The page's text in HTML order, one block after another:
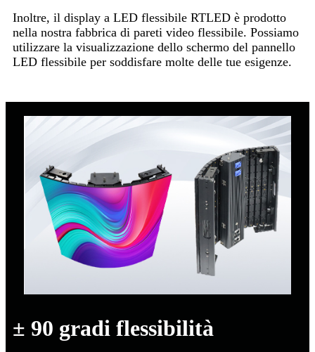
Inoltre, il display a LED flessibile RTLED è prodotto
nella nostra fabbrica di pareti video flessibile. Possiamo
utilizzare la visualizzazione dello schermo del pannello
LED flessibile per soddisfare molte delle tue esigenze.
± 90 gradi flessibilità